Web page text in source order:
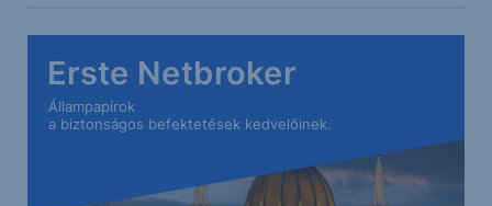
Erste Netbroker
Állampapírok
a biztonságos befektetések kedvelőinek.